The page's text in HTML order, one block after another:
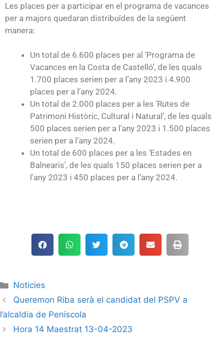
Les places per a participar en el programa de vacances
per a majors quedaran distribuïdes de la següent
manera:
Un total de 6.600 places per al ‘Programa de
Vacances en la Costa de Castelló’, de les quals
1.700 places serien per a l’any 2023 i 4.900
places per a l’any 2024.
Un total de 2.000 places per a les ‘Rutes de
Patrimoni Històric, Cultural i Natural’, de les quals
500 places serien per a l’any 2023 i 1.500 places
serien per a l’any 2024.
Un total de 600 places per a les ‘Estades en
Balnearis’, de les quals 150 places serien per a
l’any 2023 i 450 places per a l’any 2024.
Noticies
Queremon Riba serà el candidat del PSPV a
l’alcaldia de Peníscola
Hora 14 Maestrat 13-04-2023